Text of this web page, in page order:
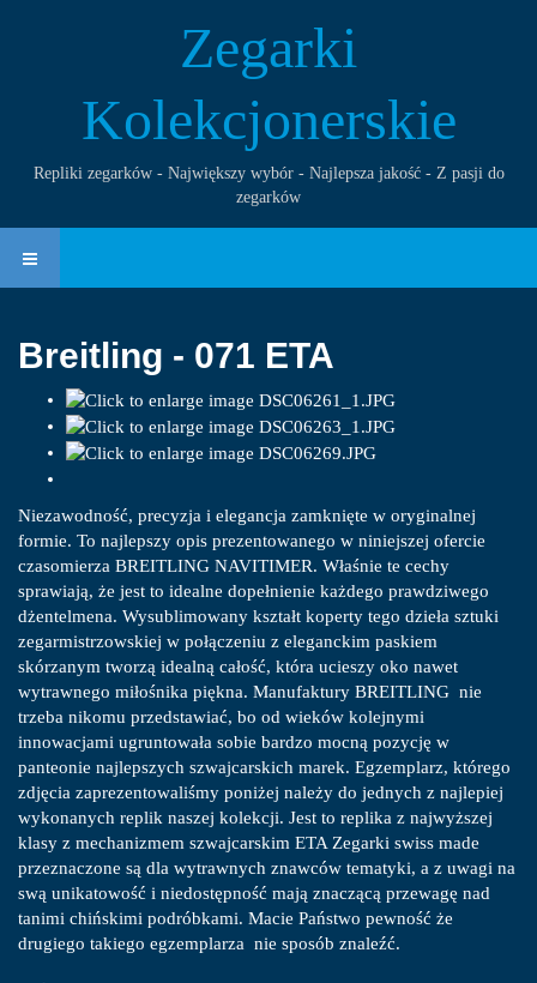
Zegarki
Kolekcjonerskie
Repliki zegarków - Największy wybór - Najlepsza jakość - Z pasji do
zegarków
Breitling - 071 ETA
Niezawodność, precyzja i elegancja zamknięte w oryginalnej
formie. To najlepszy opis prezentowanego w niniejszej ofercie
czasomierza BREITLING NAVITIMER. Właśnie te cechy
sprawiają, że jest to idealne dopełnienie każdego prawdziwego
dżentelmena. Wysublimowany kształt koperty tego dzieła sztuki
zegarmistrzowskiej w połączeniu z eleganckim paskiem
skórzanym tworzą idealną całość, która ucieszy oko nawet
wytrawnego miłośnika piękna. Manufaktury BREITLING nie
trzeba nikomu przedstawiać, bo od wieków kolejnymi
innowacjami ugruntowała sobie bardzo mocną pozycję w
panteonie najlepszych szwajcarskich marek. Egzemplarz, którego
zdjęcia zaprezentowaliśmy poniżej należy do jednych z najlepiej
wykonanych replik naszej kolekcji. Jest to replika z najwyższej
klasy z mechanizmem szwajcarskim ETA Zegarki swiss made
przeznaczone są dla wytrawnych znawców tematyki, a z uwagi na
swą unikatowość i niedostępność mają znaczącą przewagę nad
tanimi chińskimi podróbkami. Macie Państwo pewność że
drugiego takiego egzemplarza nie sposób znaleźć.